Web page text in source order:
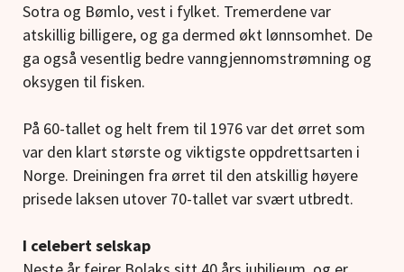
Sotra og Bømlo, vest i fylket. Tremerdene var
atskillig billigere, og ga dermed økt lønnsomhet. De
ga også vesentlig bedre vanngjennomstrømning og
oksygen til fisken.
På 60-tallet og helt frem til 1976 var det ørret som
var den klart største og viktigste oppdrettsarten i
Norge. Dreiningen fra ørret til den atskillig høyere
prisede laksen utover 70-tallet var svært utbredt.
I celebert selskap